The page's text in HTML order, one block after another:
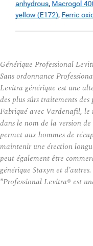
Générique Professional
Sans ordonnance
Levitra générique est une
des plus sûrs traitements
Fabriqué avec Vardenafil,
dans le nom de la version
permet aux hommes de
maintenir une érection
peut également être
générique Staxyn et d’autres.
*Professional Levitra® est